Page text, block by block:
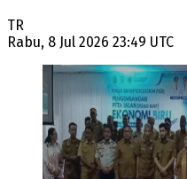
TR
Rabu, 8 Jul 2026 23:49 UTC